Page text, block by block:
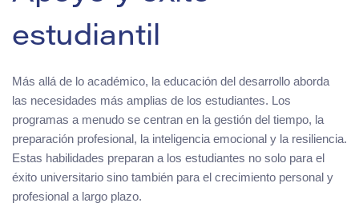
estudiantil
Más allá de lo académico, la educación del desarrollo aborda
las necesidades más amplias de los estudiantes. Los
programas a menudo se centran en la gestión del tiempo, la
preparación profesional, la inteligencia emocional y la resiliencia.
Estas habilidades preparan a los estudiantes no solo para el
éxito universitario sino también para el crecimiento personal y
profesional a largo plazo.